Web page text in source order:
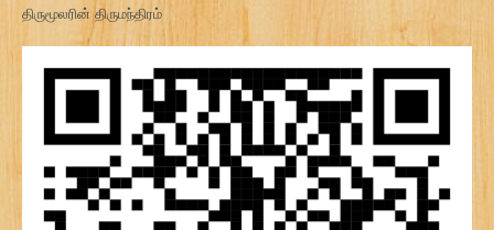
திருமூலரின் திருமந்திரம்